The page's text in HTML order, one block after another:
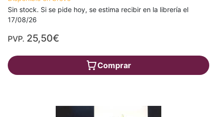
Sin stock. Si se pide hoy, se estima recibir en la librería el
17/08/26
PVP. 25,50€
Comprar